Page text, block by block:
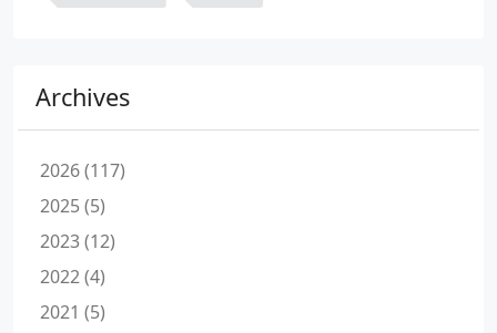
Archives
2026 (117)
2025 (5)
2023 (12)
2022 (4)
2021 (5)